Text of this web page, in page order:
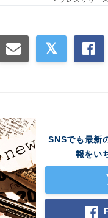
SNSでも最新
報をい